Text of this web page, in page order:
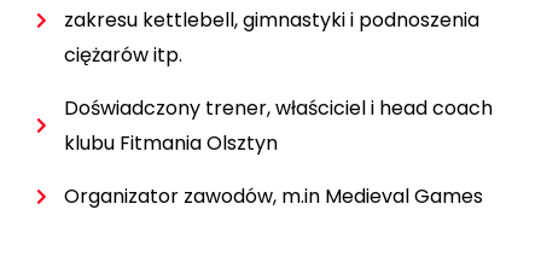
zakresu kettlebell, gimnastyki i podnoszenia
ciężarów itp.
Doświadczony trener, właściciel i head coach
klubu Fitmania Olsztyn
Organizator zawodów, m.in Medieval Games